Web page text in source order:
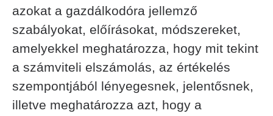
azokat a gazdálkodóra jellemző
szabályokat, előírásokat, módszereket,
amelyekkel meghatározza, hogy mit tekint
a számviteli elszámolás, az értékelés
szempontjából lényegesnek, jelentősnek,
illetve meghatározza azt, hogy a